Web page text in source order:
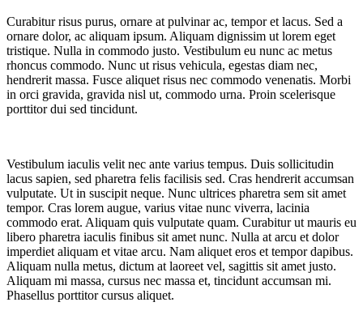
Curabitur risus purus, ornare at pulvinar ac, tempor et lacus. Sed a
ornare dolor, ac aliquam ipsum. Aliquam dignissim ut lorem eget
tristique. Nulla in commodo justo. Vestibulum eu nunc ac metus
rhoncus commodo. Nunc ut risus vehicula, egestas diam nec,
hendrerit massa. Fusce aliquet risus nec commodo venenatis. Morbi
in orci gravida, gravida nisl ut, commodo urna. Proin scelerisque
porttitor dui sed tincidunt.
Vestibulum iaculis velit nec ante varius tempus. Duis sollicitudin
lacus sapien, sed pharetra felis facilisis sed. Cras hendrerit accumsan
vulputate. Ut in suscipit neque. Nunc ultrices pharetra sem sit amet
tempor. Cras lorem augue, varius vitae nunc viverra, lacinia
commodo erat. Aliquam quis vulputate quam. Curabitur ut mauris eu
libero pharetra iaculis finibus sit amet nunc. Nulla at arcu et dolor
imperdiet aliquam et vitae arcu. Nam aliquet eros et tempor dapibus.
Aliquam nulla metus, dictum at laoreet vel, sagittis sit amet justo.
Aliquam mi massa, cursus nec massa et, tincidunt accumsan mi.
Phasellus porttitor cursus aliquet.